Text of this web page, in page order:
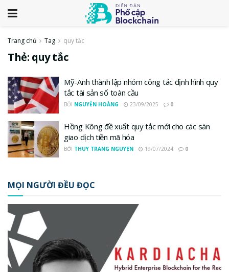
Trang chủ Tag quy tắc
Thẻ: quy tắc
Mỹ-Anh thành lập nhóm công tác định hình quy
tắc tài sản số toàn cầu
BỞI NGUYỄN HOÀNG 23/09/2025 0
Hồng Kông đề xuất quy tắc mới cho các sàn
giao dịch tiền mã hóa
BỞI THUY TRANG NGUYEN 19/07/2024 0
MỌI NGƯỜI ĐỀU ĐỌC